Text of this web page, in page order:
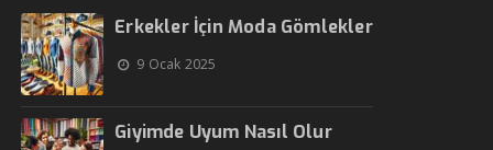
Erkekler İçin Moda Gömlekler
9 Ocak 2025
Giyimde Uyum Nasıl Olur